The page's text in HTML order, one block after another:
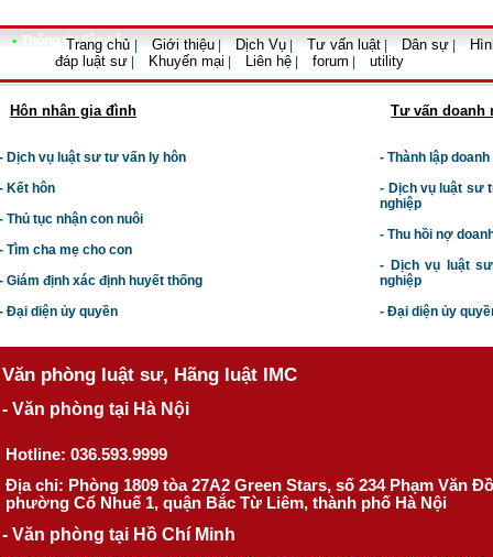
• Thông tin liên hệ
Trang chủ Giới thiệu Dịch Vụ Tư vấn luật Dân sự
đáp luật sư
Khuyến mại Liên hệ forum utility
Hôn nhân gia đình
Dịch vụ luật sư tư vấn ly hôn
Kết hôn
Thủ tục nhận con nuôi
Tìm cha mẹ cho con
Giám định xác định huyết thống
Đại diện ủy quyền
Tư vấn doanh
- Thành lập
- Dịch vụ luật sư t
nghiệp
- Thu hồi nợ
- Dịch vụ luật
nghiệp
- Đại diện ủy
Văn phòng luật sư, Hãng luật IMC
- Văn phòng tại Hà Nội
Hotline: 036.593.9999
Địa chỉ: Phòng 1809 tòa 27A2 Green Stars, số 234 Phạm Văn
phường Cổ Nhuế 1, quận Bắc Từ Liêm, thành phố Hà Nội
- Văn phòng tại Hồ Chí Minh